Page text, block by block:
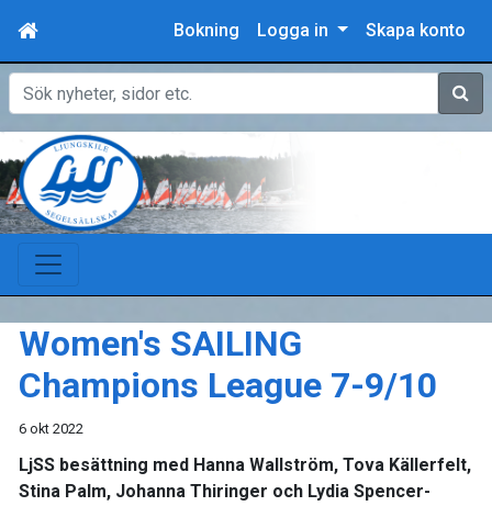
Bokning Logga in Skapa konto
Sök
Women's SAILING
Champions League 7-9/10
6 okt 2022
LjSS besättning med Hanna Wallström, Tova Källerfelt,
Stina Palm, Johanna Thiringer och Lydia Spencer-